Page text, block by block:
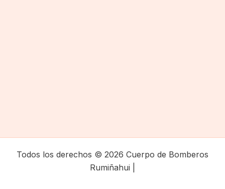
Todos los derechos © 2026 Cuerpo de Bomberos
Rumiñahui |